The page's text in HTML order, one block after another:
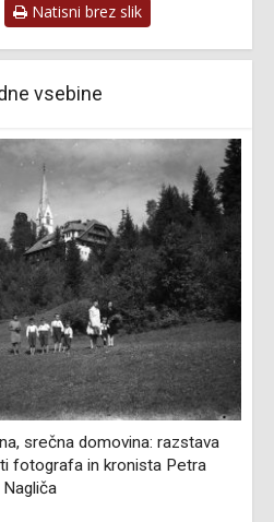
Natisni brez slik
vsebine
srečna domovina: razstava
fotografa in kronista Petra
Nagliča